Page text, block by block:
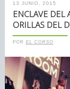
13 JUNIO, 2015
ENCLAVE DEL
ORILLAS DEL
POR EL CORSO